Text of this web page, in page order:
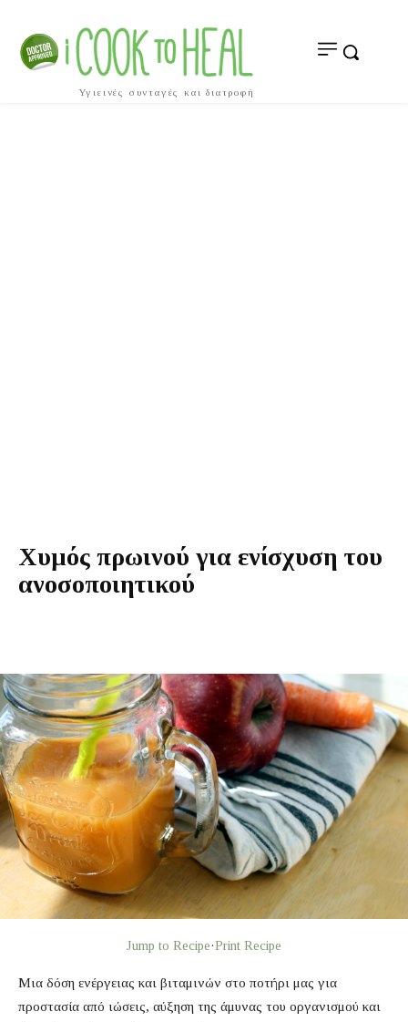
Υγιεινές συνταγές και διατροφή
Χυμός πρωινού για ενίσχυση του
ανοσοποιητικού
Jump to Recipe·Print Recipe
Μια δόση ενέργειας και βιταμινών στο ποτήρι μας για
προστασία από ιώσεις, αύξηση της άμυνας του οργανισμού και